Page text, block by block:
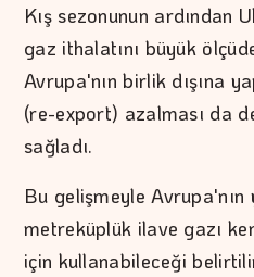
Kış sezonunun ardından
gaz ithalatını büyük
Avrupa'nın birlik dışına
(re-export) azalması da
sağladı.
Bu gelişmeyle
metreküplük ilave gazı
için kullanabileceği